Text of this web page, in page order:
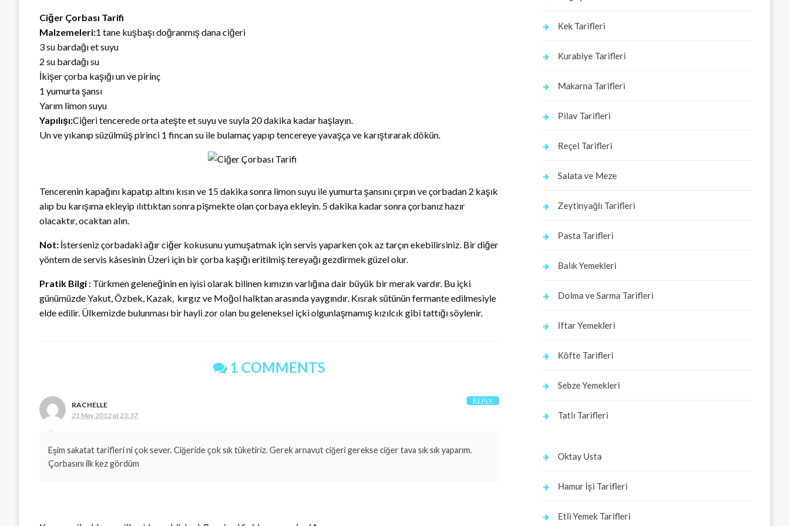
Ciğer Çorbası Tarifi
Malzemeleri:1 tane kuşbaşı doğranmış dana ciğeri
3 su bardağı et suyu
2 su bardağı su
İkişer çorba kaşığı un ve pirinç
1 yumurta şansı
Yarım limon suyu
Yapılışı:Ciğeri tencerede orta ateşte et suyu ve suyla 20 dakika kadar haşlayın.
Un ve yıkanıp süzülmüş pirinci 1 fincan su ile bulamaç yapıp tencereye yavaşça ve karıştırarak dökün.
Tencerenin kapağını kapatıp altını kısın ve 15 dakika sonra limon suyu ile yumurta şansını çırpın ve çorbadan 2 kaşık
alıp bu karışıma ekleyip ılıttıktan sonra pişmekte olan çorbaya ekleyin. 5 dakika kadar sonra çorbanız hazır
olacaktır, ocaktan alın.
Not: İsterseniz çorbadaki ağır ciğer kokusunu yumuşatmak için servis yaparken çok az tarçın ekebilirsiniz. Bir diğer
yöntem de servis kâsesinin Üzeri için bir çorba kaşığı eritilmiş tereyağı gezdirmek güzel olur.
Pratik Bilgi : Türkmen geleneğinin en iyisi olarak bilinen kımızın varlığına dair büyük bir merak vardır. Bu içki
günümüzde Yakut, Özbek, Kazak, kırgız ve Moğol halktan arasında yaygındır. Kısrak sütünün fermante edilmesiyle
elde edilir. Ülkemizde bulunması bir hayli zor olan bu geleneksel içki olgunlaşmamış kızılcık gibi tattığı söylenir.
1 COMMENTS
RACHELLE
21 May 2012 at 23:37
Eşim sakatat tarifleri ni çok sever. Ciğeride çok sık tüketiriz. Gerek arnavut ciğeri gerekse ciğer tava sık sık yaparım.
Çorbasını ilk kez gördüm
REPLY
Kek Tarifleri
Kurabiye Tarifleri
Makarna Tarifleri
Pilav Tarifleri
Reçel Tarifleri
Salata ve Meze
Zeytinyağlı Tarifleri
Pasta Tarifleri
Balık Yemekleri
Dolma ve Sarma Tarifleri
Iftar Yemekleri
Köfte Tarifleri
Sebze Yemekleri
Tatlı Tarifleri
Oktay Usta
Hamur İşi Tarifleri
Etli Yemek Tarifleri